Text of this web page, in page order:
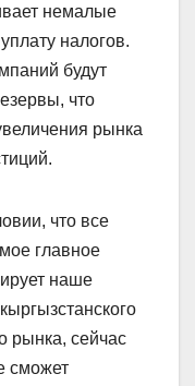
немалые
налогов.
будут
что
рынка
что все
главное
наше
рынка, сейчас
сможет